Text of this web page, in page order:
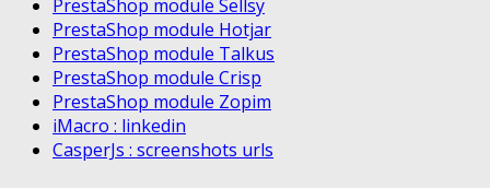
PrestaShop module Sellsy
PrestaShop module Hotjar
PrestaShop module Talkus
PrestaShop module Crisp
PrestaShop module Zopim
iMacro : linkedin
CasperJs : screenshots urls